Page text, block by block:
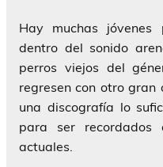
Hay muchas
dentro del sonido
perros viejos del
regresen con otro gran
una discografía lo
para ser recordados
actuales.